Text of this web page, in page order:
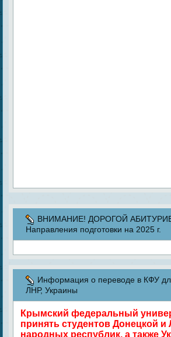
ВНИМАНИЕ! ДОРОГОЙ
Направления подготовки на 2025 г.
Информация о переводе в КФУ
ЛНР, Украины
Крымский федеральный
принять студентов Донецкой и
народных республик, а также